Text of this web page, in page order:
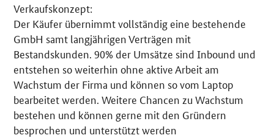
Verkaufskonzept:
Der Käufer übernimmt vollständig eine bestehende
GmbH samt langjährigen Verträgen mit
Bestandskunden. 90% der Umsätze sind Inbound und
entstehen so weiterhin ohne aktive Arbeit am
Wachstum der Firma und können so vom Laptop
bearbeitet werden. Weitere Chancen zu Wachstum
bestehen und können gerne mit den Gründern
besprochen und unterstützt werden